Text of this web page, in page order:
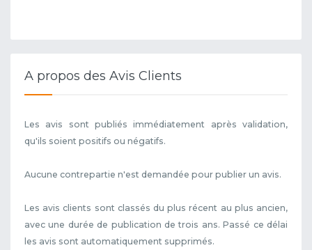
A propos des Avis Clients
Les avis sont publiés immédiatement après validation,
qu'ils soient positifs ou négatifs.
Aucune contrepartie n'est demandée pour publier un avis.
Les avis clients sont classés du plus récent au plus ancien,
avec une durée de publication de trois ans. Passé ce délai
les avis sont automatiquement supprimés.